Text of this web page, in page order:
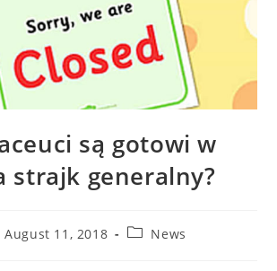
są gotowi w
strajk generalny?
August 11, 2018 News